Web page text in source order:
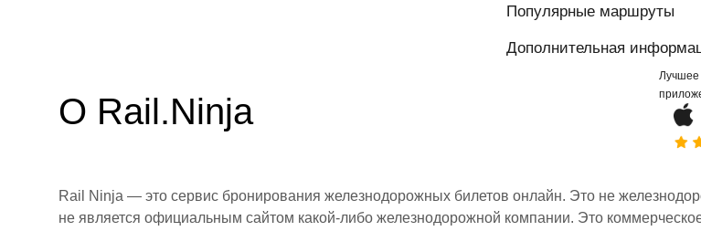
Популярные маршруты
Дополнительная
О Rail.Ninja
Лучшее
Rail Ninja — это сервис бронирования железнодорожных билетов онлайн. Это не
не является официальным сайтом какой-либо железнодорожной компании. Это